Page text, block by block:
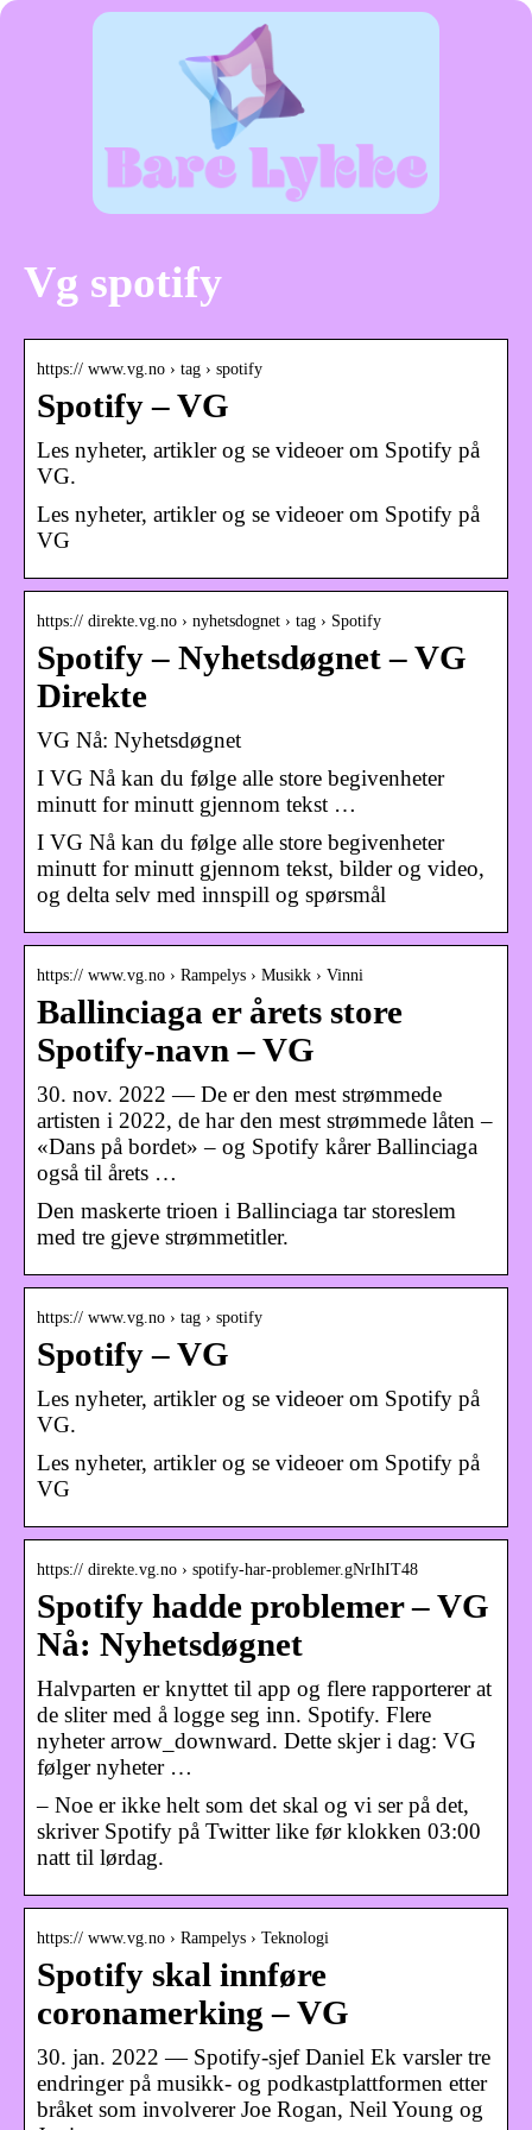
Vg spotify
https:// www.vg.no › tag › spotify
Spotify – VG
Les nyheter, artikler og se videoer om Spotify på
VG.
Les nyheter, artikler og se videoer om Spotify på
VG
https:// direkte.vg.no › nyhetsdognet › tag › Spotify
Spotify – Nyhetsdøgnet – VG
Direkte
VG Nå: Nyhetsdøgnet
I VG Nå kan du følge alle store begivenheter
minutt for minutt gjennom tekst …
I VG Nå kan du følge alle store begivenheter
minutt for minutt gjennom tekst, bilder og video,
og delta selv med innspill og spørsmål
https:// www.vg.no › Rampelys › Musikk › Vinni
Ballinciaga er årets store
Spotify-navn – VG
30. nov. 2022 — De er den mest strømmede
artisten i 2022, de har den mest strømmede låten –
«Dans på bordet» – og Spotify kårer Ballinciaga
også til årets …
Den maskerte trioen i Ballinciaga tar storeslem
med tre gjeve strømmetitler.
https:// www.vg.no › tag › spotify
Spotify – VG
Les nyheter, artikler og se videoer om Spotify på
VG.
Les nyheter, artikler og se videoer om Spotify på
VG
https:// direkte.vg.no › spotify-har-problemer.gNrIhIT48
Spotify hadde problemer – VG
Nå: Nyhetsdøgnet
Halvparten er knyttet til app og flere rapporterer at
de sliter med å logge seg inn. Spotify. Flere
nyheter arrow_downward. Dette skjer i dag: VG
følger nyheter …
– Noe er ikke helt som det skal og vi ser på det,
skriver Spotify på Twitter like før klokken 03:00
natt til lørdag.
https:// www.vg.no › Rampelys › Teknologi
Spotify skal innføre
coronamerking – VG
30. jan. 2022 — Spotify-sjef Daniel Ek varsler tre
endringer på musikk- og podkastplattformen etter
bråket som involverer Joe Rogan, Neil Young og